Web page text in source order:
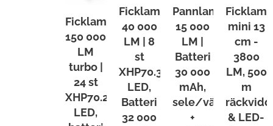
40 000
lumen
turbo –
förvan
dlar
natt till
Ficklampa
150 000
LM
turbo |
24 st
XHP70.2
LED,
Ficklampa
40 000
LM | 8
st
XHP70.3
LED,
Batteri
32 000
Pannlampa
15 000
LM |
Batteri
30 000
mAh,
sele/väst
+
mini 13
cm -
3800
LM, 500
m
räckvidd
& LED-